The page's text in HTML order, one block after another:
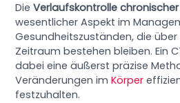
DieVerlaufskontrolle chronischer
wesentlicher Aspekt im
Gesundheitszuständen, die
Zeitraum bestehen bleiben. Ein
dabei eine äußerst präzise
Veränderungen imKörper
festzuhalten.